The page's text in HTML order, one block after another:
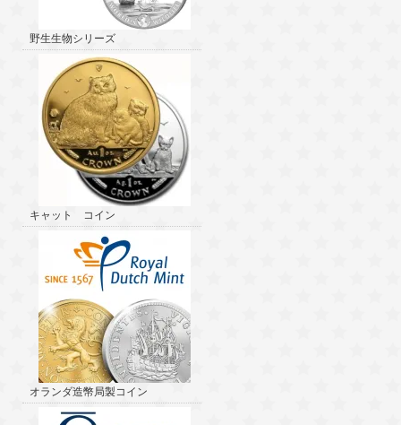
野生生物シリーズ
キャット コイン
オランダ造幣局製コイン